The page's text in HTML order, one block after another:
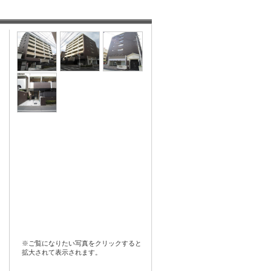
※ご覧になりたい写真をクリックすると
拡大されて表示されます。